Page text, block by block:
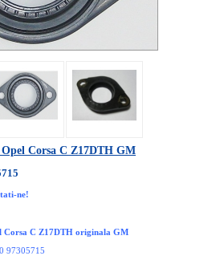
Corsa C Z17DTH GM
ne!
C Z17DTH originala GM
97305715